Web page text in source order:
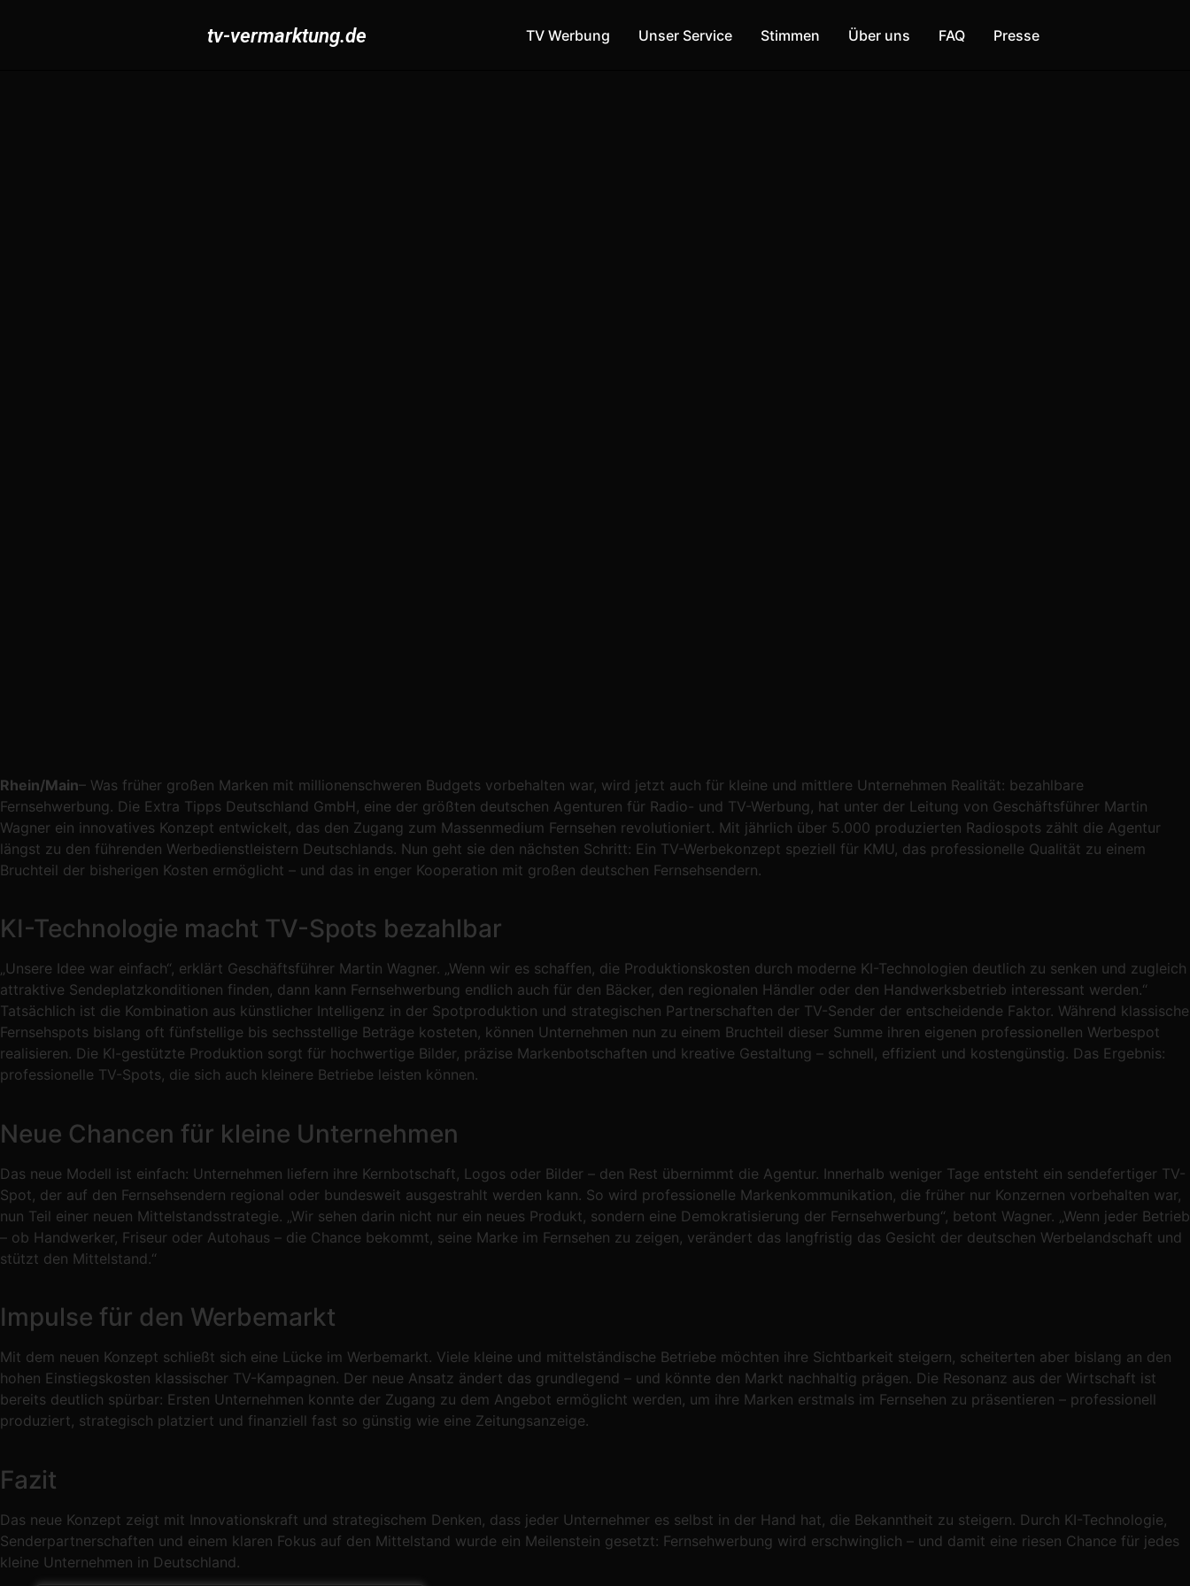
TV Werbung Unser Service Stimmen Über uns FAQ Presse
tv-vermarktung.de
Rhein/Main– Was früher großen Marken mit millionenschweren Budgets vorbehalten war, wird jetzt auch für kleine und mittlere Unternehmen Realität: bezahlbare
Fernsehwerbung. Die Extra Tipps Deutschland GmbH, eine der größten deutschen Agenturen für Radio- und TV-Werbung, hat unter der Leitung von Geschäftsführer Martin
Wagner ein innovatives Konzept entwickelt, das den Zugang zum Massenmedium Fernsehen revolutioniert. Mit jährlich über 5.000 produzierten Radiospots zählt die Agentur
längst zu den führenden Werbedienstleistern Deutschlands. Nun geht sie den nächsten Schritt: Ein TV-Werbekonzept speziell für KMU, das professionelle Qualität zu einem
Bruchteil der bisherigen Kosten ermöglicht – und das in enger Kooperation mit großen deutschen Fernsehsendern.
KI-Technologie macht TV-Spots bezahlbar
„Unsere Idee war einfach“, erklärt Geschäftsführer Martin Wagner. „Wenn wir es schaffen, die Produktionskosten durch moderne KI-Technologien deutlich zu senken und zugleich
attraktive Sendeplatzkonditionen finden, dann kann Fernsehwerbung endlich auch für den Bäcker, den regionalen Händler oder den Handwerksbetrieb interessant werden.“
Tatsächlich ist die Kombination aus künstlicher Intelligenz in der Spotproduktion und strategischen Partnerschaften der TV-Sender der entscheidende Faktor. Während klassische
Fernsehspots bislang oft fünfstellige bis sechsstellige Beträge kosteten, können Unternehmen nun zu einem Bruchteil dieser Summe ihren eigenen professionellen Werbespot
realisieren. Die KI-gestützte Produktion sorgt für hochwertige Bilder, präzise Markenbotschaften und kreative Gestaltung – schnell, effizient und kostengünstig. Das Ergebnis:
professionelle TV-Spots, die sich auch kleinere Betriebe leisten können.
Neue Chancen für kleine Unternehmen
Das neue Modell ist einfach: Unternehmen liefern ihre Kernbotschaft, Logos oder Bilder – den Rest übernimmt die Agentur. Innerhalb weniger Tage entsteht ein sendefertiger TV-
Spot, der auf den Fernsehsendern regional oder bundesweit ausgestrahlt werden kann. So wird professionelle Markenkommunikation, die früher nur Konzernen vorbehalten war,
nun Teil einer neuen Mittelstandsstrategie. „Wir sehen darin nicht nur ein neues Produkt, sondern eine Demokratisierung der Fernsehwerbung“, betont Wagner. „Wenn jeder Betrieb
– ob Handwerker, Friseur oder Autohaus – die Chance bekommt, seine Marke im Fernsehen zu zeigen, verändert das langfristig das Gesicht der deutschen Werbelandschaft und
stützt den Mittelstand.“
Impulse für den Werbemarkt
Mit dem neuen Konzept schließt sich eine Lücke im Werbemarkt. Viele kleine und mittelständische Betriebe möchten ihre Sichtbarkeit steigern, scheiterten aber bislang an den
hohen Einstiegskosten klassischer TV-Kampagnen. Der neue Ansatz ändert das grundlegend – und könnte den Markt nachhaltig prägen. Die Resonanz aus der Wirtschaft ist
bereits deutlich spürbar: Ersten Unternehmen konnte der Zugang zu dem Angebot ermöglicht werden, um ihre Marken erstmals im Fernsehen zu präsentieren – professionell
produziert, strategisch platziert und finanziell fast so günstig wie eine Zeitungsanzeige.
Fazit
Das neue Konzept zeigt mit Innovationskraft und strategischem Denken, dass jeder Unternehmer es selbst in der Hand hat, die Bekanntheit zu steigern. Durch KI-Technologie,
Senderpartnerschaften und einem klaren Fokus auf den Mittelstand wurde ein Meilenstein gesetzt: Fernsehwerbung wird erschwinglich – und damit eine riesen Chance für jedes
kleine Unternehmen in Deutschland.